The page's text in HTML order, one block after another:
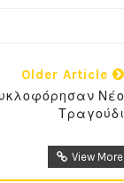
Older Article
Νέο
Τραγούδι
View More